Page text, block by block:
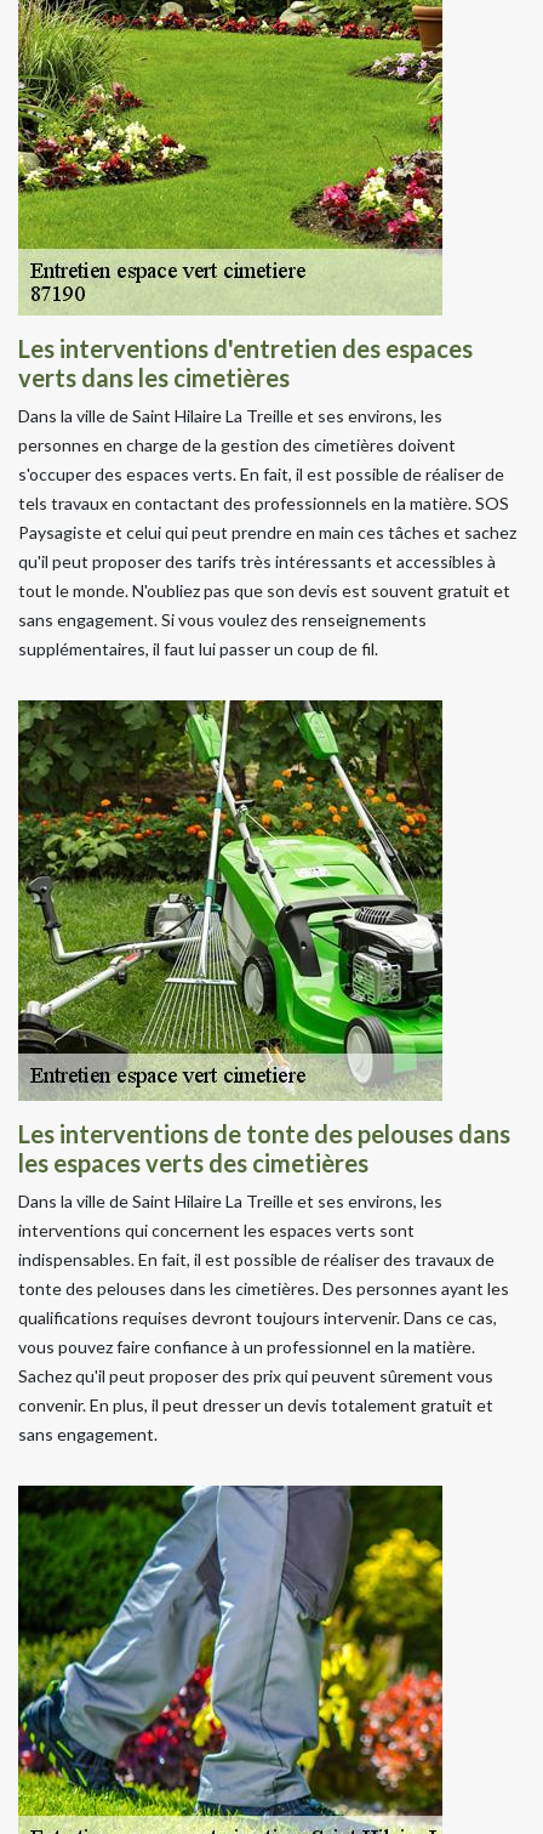
Les interventions d'entretien des espaces
verts dans les cimetières
Dans la ville de Saint Hilaire La Treille et ses environs, les
personnes en charge de la gestion des cimetières doivent
s'occuper des espaces verts. En fait, il est possible de réaliser de
tels travaux en contactant des professionnels en la matière. SOS
Paysagiste et celui qui peut prendre en main ces tâches et sachez
qu'il peut proposer des tarifs très intéressants et accessibles à
tout le monde. N'oubliez pas que son devis est souvent gratuit et
sans engagement. Si vous voulez des renseignements
supplémentaires, il faut lui passer un coup de fil.
Les interventions de tonte des pelouses dans
les espaces verts des cimetières
Dans la ville de Saint Hilaire La Treille et ses environs, les
interventions qui concernent les espaces verts sont
indispensables. En fait, il est possible de réaliser des travaux de
tonte des pelouses dans les cimetières. Des personnes ayant les
qualifications requises devront toujours intervenir. Dans ce cas,
vous pouvez faire confiance à un professionnel en la matière.
Sachez qu'il peut proposer des prix qui peuvent sûrement vous
convenir. En plus, il peut dresser un devis totalement gratuit et
sans engagement.